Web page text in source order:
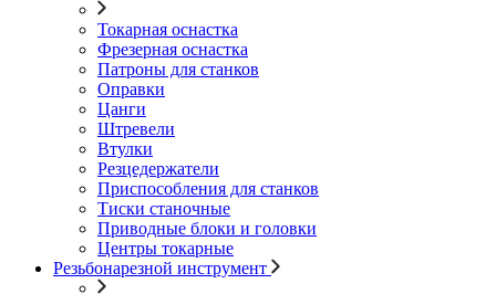
Токарная оснастка
Фрезерная оснастка
Патроны для станков
Оправки
Цанги
Штревели
Втулки
Резцедержатели
Приспособления для станков
Тиски станочные
Приводные блоки и головки
Центры токарные
Резьбонарезной инструмент